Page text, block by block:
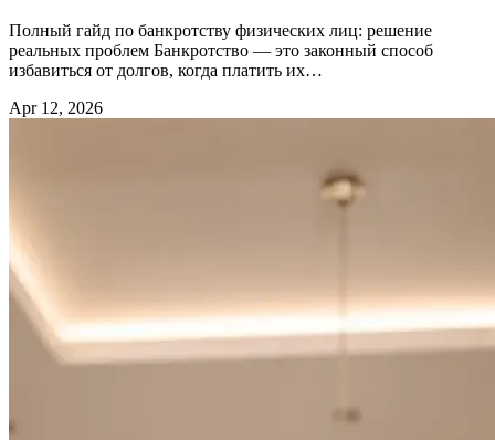
Полный гайд по банкротству физических лиц: решение
реальных проблем Банкротство — это законный способ
избавиться от долгов, когда платить их…
Apr 12, 2026